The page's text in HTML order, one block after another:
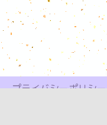
プライバシーポリシー